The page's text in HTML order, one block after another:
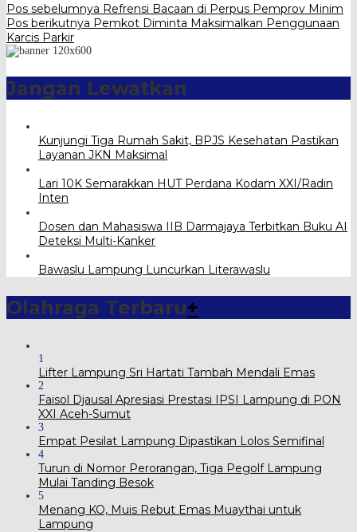
Pos sebelumnya Refrensi Bacaan di Perpus Pemprov Minim
Pos berikutnya Pemkot Diminta Maksimalkan Penggunaan
Karcis Parkir
Jangan Lewatkan
Kunjungi Tiga Rumah Sakit, BPJS Kesehatan Pastikan
Layanan JKN Maksimal
Lari 10K Semarakkan HUT Perdana Kodam XXI/Radin
Inten
Dosen dan Mahasiswa IIB Darmajaya Terbitkan Buku AI
Deteksi Multi-Kanker
Bawaslu Lampung Luncurkan Literawaslu
Olahraga Terbaru+
1
Lifter Lampung Sri Hartati Tambah Mendali Emas
2
Faisol Djausal Apresiasi Prestasi IPSI Lampung di PON
XXI Aceh-Sumut
3
Empat Pesilat Lampung Dipastikan Lolos Semifinal
4
Turun di Nomor Perorangan, Tiga Pegolf Lampung
Mulai Tanding Besok
5
Menang KO, Muis Rebut Emas Muaythai untuk
Lampung